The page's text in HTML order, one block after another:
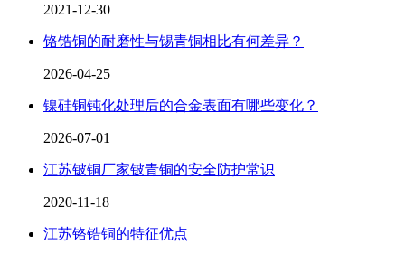
2021-12-30
铬锆铜的耐磨性与锡青铜相比有何差异？
2026-04-25
‌镍硅铜钝化处理后的合金表面有哪些变化？‌
2026-07-01
江苏铍铜厂家铍青铜的安全防护常识
2020-11-18
江苏铬锆铜的特征优点